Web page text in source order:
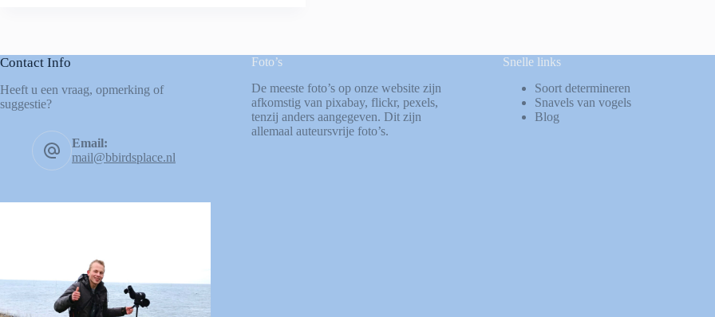
Contact Info
Heeft u een vraag, opmerking of
suggestie?
Email:
mail@bbirdsplace.nl
Foto’s
De meeste foto’s op onze website zijn
afkomstig van pixabay, flickr, pexels,
tenzij anders aangegeven. Dit zijn
allemaal auteursvrije foto’s.
Snelle links
Soort determineren
Snavels van vogels
Blog